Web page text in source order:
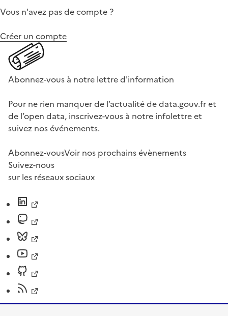
Vous n'avez pas de compte ?
Créer un compte
Abonnez-vous à notre lettre d'information
Pour ne rien manquer de l’actualité de data.gouv.fr et
de l’open data, inscrivez-vous à notre infolettre et
suivez nos événements.
Abonnez-vousVoir nos prochains évènements
Suivez-nous
sur les réseaux sociaux